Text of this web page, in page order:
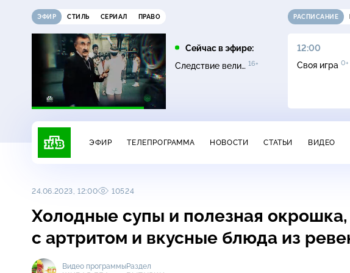
ЭФИР СТИЛЬ СЕРИАЛ ПРАВО
Сейчас в эфире:
Следствие вели… 16+
РАСПИСАНИЕ
10:00
Сатья
11:00
Основано на реальных
12:00
Своя игра 0+
ЭФИР ТЕЛЕПРОГРАММА НОВОСТИ СТАТЬИ ВИДЕО
24.06.2023, 12:00 10524
Холодные супы и полезная
с артритом и вкусные блюда из
Видео программыРаздел